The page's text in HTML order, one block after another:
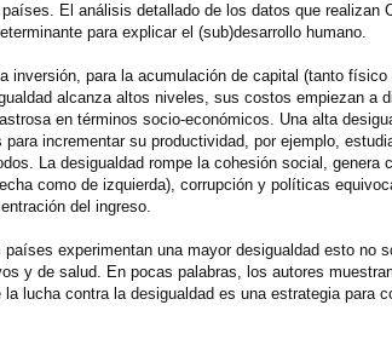
El análisis detallado de los datos que realizan
para explicar el (sub)desarrollo humano.
inversión, para la acumulación de capital (tanto
alcanza altos niveles, sus costos empiezan a
en términos socio-económicos. Una alta
incrementar su productividad, por ejemplo,
La desigualdad rompe la cohesión social, genera
como de izquierda), corrupción y políticas
del ingreso.
experimentan una mayor desigualdad esto no
y de salud. En pocas palabras, los autores
lucha contra la desigualdad es una estrategia para